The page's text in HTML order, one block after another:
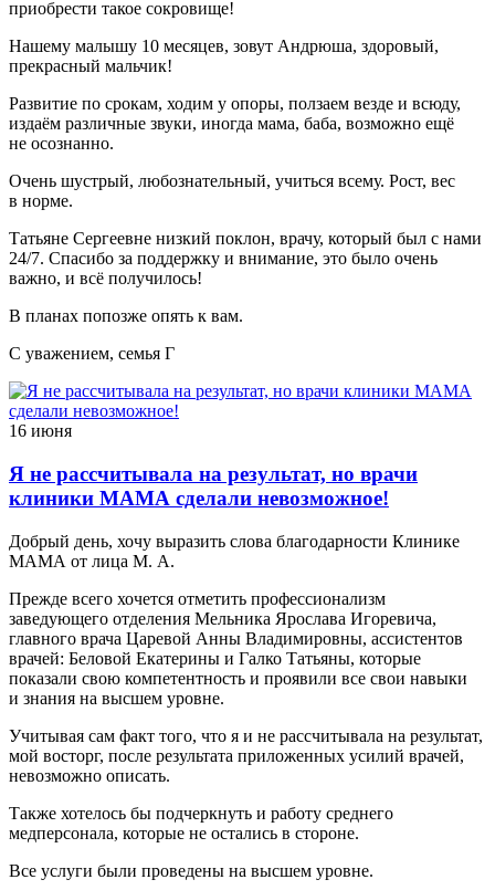
приобрести такое сокровище!
Нашему малышу 10 месяцев, зовут Андрюша, здоровый,
прекрасный мальчик!
Развитие по срокам, ходим у опоры, ползаем везде и всюду,
издаём различные звуки, иногда мама, баба, возможно ещё
не осознанно.
Очень шустрый, любознательный, учиться всему. Рост, вес
в норме.
Татьяне Сергеевне низкий поклон, врачу, который был с нами
24/7. Спасибо за поддержку и внимание, это было очень
важно, и всё получилось!
В планах попозже опять к вам.
С уважением, семья Г
16 июня
Я не рассчитывала на результат, но врачи
клиники МАМА сделали невозможное!
Добрый день, хочу выразить слова благодарности Клинике
МАМА от лица М. А.
Прежде всего хочется отметить профессионализм
заведующего отделения Мельника Ярослава Игоревича,
главного врача Царевой Анны Владимировны, ассистентов
врачей: Беловой Екатерины и Галко Татьяны, которые
показали свою компетентность и проявили все свои навыки
и знания на высшем уровне.
Учитывая сам факт того, что я и не рассчитывала на результат,
мой восторг, после результата приложенных усилий врачей,
невозможно описать.
Также хотелось бы подчеркнуть и работу среднего
медперсонала, которые не остались в стороне.
Все услуги были проведены на высшем уровне.